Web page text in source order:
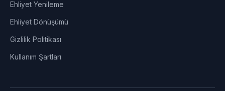
Ehliyet Yenileme
Ehliyet Dönüşümü
Gizlilik Politikası
Kullanım Şartları